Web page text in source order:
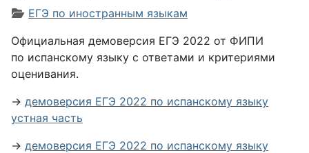
Информация о материале
ЕГЭ по иностранным языкам
Официальная демоверсия ЕГЭ 2022 от ФИПИ
по испанскому языку с ответами и критериями
оценивания.
→ демоверсия ЕГЭ 2022 по испанскому языку
устная часть
→ демоверсия ЕГЭ 2022 по испанскому языку